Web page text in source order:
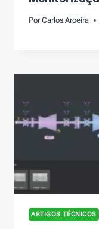
Por Carlos Aroeira
ARTIGOS TÉCNICOS